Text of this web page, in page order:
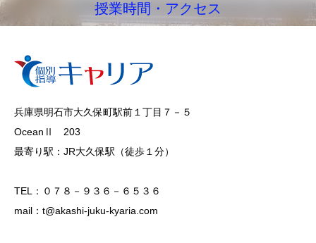
授業時間・アクセス
兵庫県明石市大久保町駅前１丁目７－５
OceanⅡ 203
最寄り駅：JR大久保駅（徒歩１分）
TEL：０７８－９３６－６５３６
mail：t@akashi-juku-kyaria.com